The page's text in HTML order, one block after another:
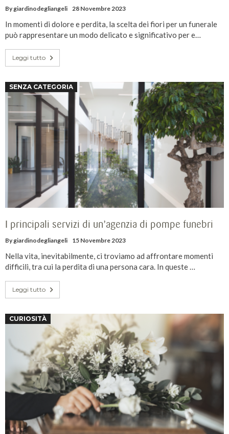
Bygiardinodegliangeli 28 Novembre 2023
In momenti di dolore e perdita, la scelta dei fiori per un funerale
può rappresentare un modo delicato e significativo per e…
Leggi tutto
SENZA CATEGORIA
I principali servizi di un’agenzia di pompe funebri
By giardinodegliangeli 15 Novembre 2023
Nella vita, inevitabilmente, ci troviamo ad affrontare momenti
difficili, tra cui la perdita di una persona cara. In queste …
Leggi tutto
CURIOSITÀ